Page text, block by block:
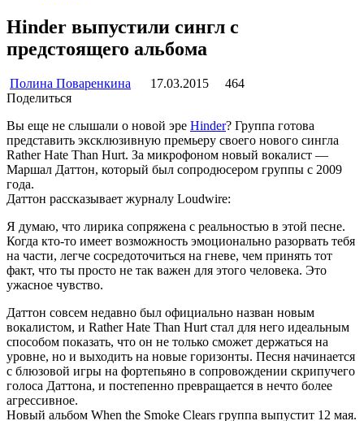
Hinder выпустили сингл с
предстоящего альбома
Полина Поваренкина 17.03.2015
464
Поделиться
Вы еще не слышали о новой эре Hinder? Группа готова
представить эксклюзивную премьеру своего нового сингла
Rather Hate Than Hurt. За микрофоном новый вокалист —
Маршал Даттон, который был сопродюсером группы с 2009
года.
Даттон рассказывает журналу Loudwire:
Я думаю, что лирика сопряжена с реальностью в этой песне.
Когда кто-то имеет возможность эмоционально разорвать тебя
на части, легче сосредоточиться на гневе, чем принять тот
факт, что ты просто не так важен для этого человека. Это
ужасное чувство.
Даттон совсем недавно был официально назван новым
вокалистом, и Rather Hate Than Hurt стал для него идеальным
способом показать, что он не только сможет держаться на
уровне, но и выходить на новые горизонты. Песня начинается
с блюзовой игры на фортепьяно в сопровождении скрипучего
голоса Даттона, и постепенно превращается в нечто более
агрессивное.
Новый альбом When the Smoke Clears группа выпустит 12 мая.